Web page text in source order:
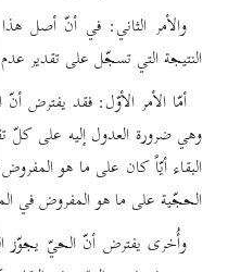
والأمر الثاني: في أنّ أصل
النتيجة التي تسجّل على تقدير
أمّا الأمر الأوّل: فقد يفترض
وهي ضرورة العدول إليه على كلّ
البقاء أيّاً كان على ما هو
الحجّية على ما هو المفروض في
وأُخرى يفترض أنّ الحيّ يجوّز